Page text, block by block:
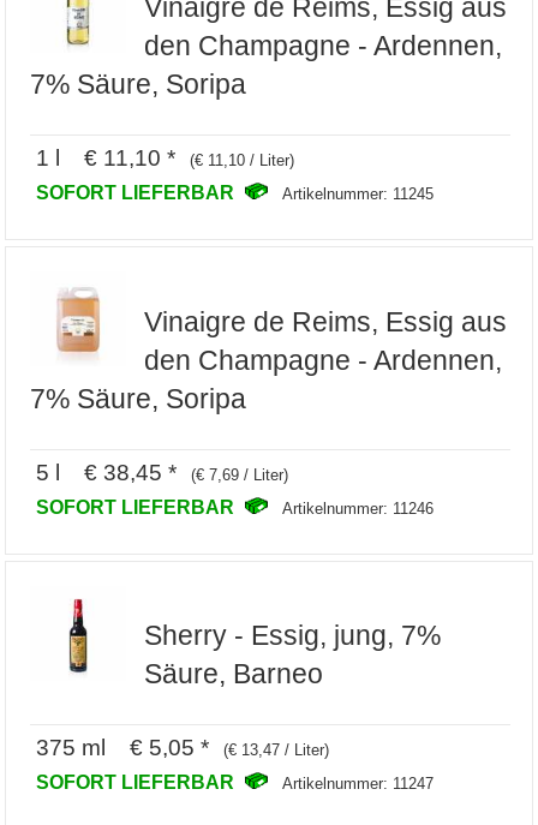
Vinaigre de Reims, Essig aus
den Champagne - Ardennen,
7% Säure, Soripa
1 l € 11,10 * (€ 11,10 / Liter)
SOFORT LIEFERBAR Artikelnummer: 11245
Vinaigre de Reims, Essig aus
den Champagne - Ardennen,
7% Säure, Soripa
5 l € 38,45 * (€ 7,69 / Liter)
SOFORT LIEFERBAR Artikelnummer: 11246
Sherry - Essig, jung, 7%
Säure, Barneo
375 ml € 5,05 * (€ 13,47 / Liter)
SOFORT LIEFERBAR Artikelnummer: 11247